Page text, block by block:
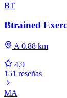
BT
Btrained
A 0.88 km
4.9
151 reseñas
MA